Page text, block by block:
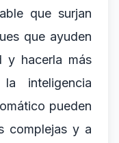
que surjan
que ayuden
y hacerla más
inteligencia
pueden
complejas y a